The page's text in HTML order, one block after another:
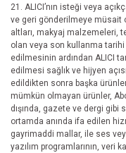
21. ALICI’nın isteği veya
ve geri gönderilmeye müsait
altları, makyaj malzemeleri,
olan veya son kullanma
edilmesinin ardından ALICI
edilmesi sağlık ve hijyen
edildikten sonra başka
mümkün olmayan ürünler,
dışında, gazete ve dergi gibi
ortamda anında ifa edilen
gayrimaddi mallar, ile ses
yazılım programlarının, veri